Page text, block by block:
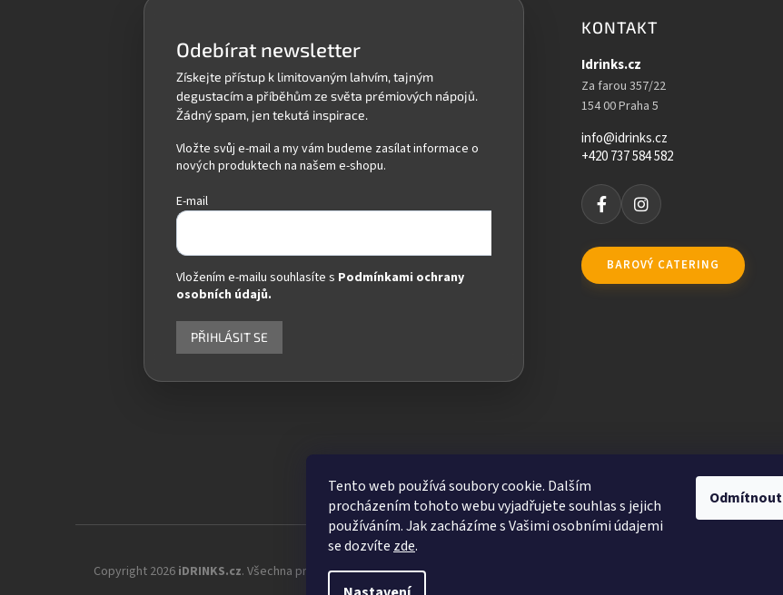
Tento web používá soubory cookie. Dalším
procházením tohoto webu vyjadřujete souhlas s jejich
používáním. Jak zacházíme s Vašimi osobními údajemi
se dozvíte zde.
Odmítnout
Odebírat newsletter
Vložte svůj e-mail a my vám budeme zasílat informace o
nových produktech na našem e-shopu.
E-mail
Vložením e-mailu souhlasíte s Podmínkami ochrany
osobních údajů.
PŘIHLÁSIT SE
KONTAKT
Idrinks.cz
Za farou 357/22
154 00 Praha 5
info@idrinks.cz
+420 737 584 582
BAROVÝ CATERING
Copyright 2026 iDRINKS.cz. Všechna práva vyhrazena.Upravit nastavení cookies